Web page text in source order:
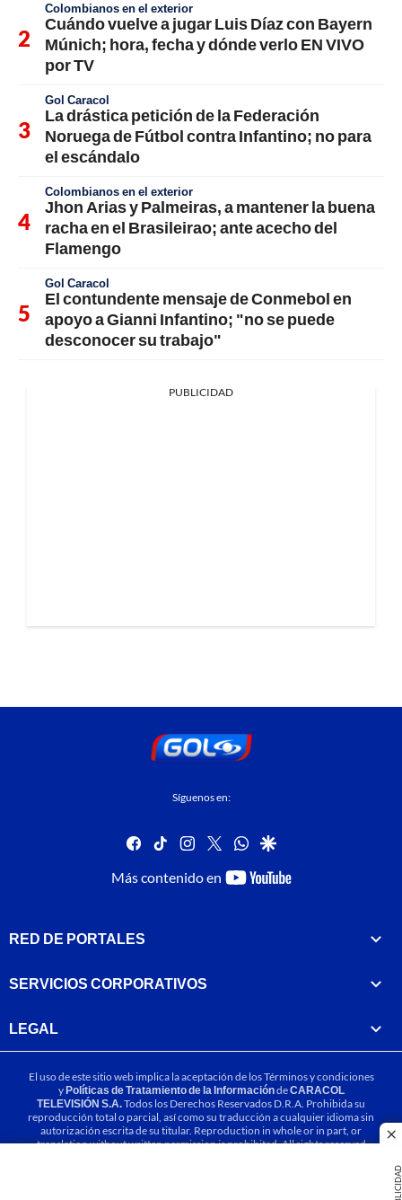
Colombianos en el exterior
Cuándo vuelve a jugar Luis Díaz con Bayern
Múnich; hora, fecha y dónde verlo EN VIVO
por TV
Gol Caracol
La drástica petición de la Federación
Noruega de Fútbol contra Infantino; no para
el escándalo
Colombianos en el exterior
Jhon Arias y Palmeiras, a mantener la buena
racha en el Brasileirao; ante acecho del
Flamengo
Gol Caracol
El contundente mensaje de Conmebol en
apoyo a Gianni Infantino; "no se puede
desconocer su trabajo"
PUBLICIDAD
Síguenos en:
facebook
tiktok instagram
twitterwhatsapp
google
Más contenido en
youtube-
RED DE PORTALES
SERVICIOS CORPORATIVOS
LEGAL
El uso de este sitio web implica la aceptación de losTérminos y condiciones
yPolíticas de Tratamiento de la InformacióndeCARACOL
TELEVISIÓN S.A.Todos los Derechos Reservados D.R.A. Prohibida su
reproducción total o parcial, así como su traducción a cualquier idioma sin
autorización escrita de su titular. Reproduction in whole or in part, or
translation without written permission is prohibited. All rights reserved